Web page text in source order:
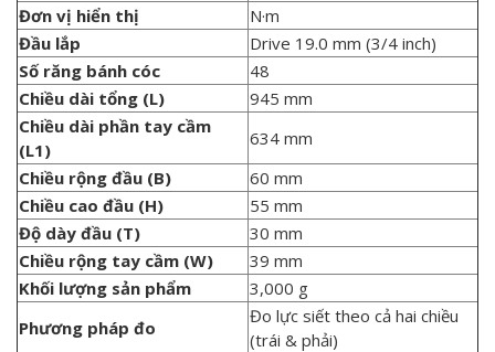
Đơn vị hiển thị
N·m
Đầu lắp
Drive 19.0 mm (3/4 inch)
Số răng bánh cóc
48
Chiều dài tổng (L)
945 mm
Chiều dài phần tay cầm
(L1)
634 mm
Chiều rộng đầu (B)
60 mm
Chiều cao đầu (H)
55 mm
Độ dày đầu (T)
30 mm
Chiều rộng tay cầm (W)
39 mm
Khối lượng sản phẩm
3,000 g
Phương pháp đo
Đo lực siết theo cả hai chiều
(trái & phải)